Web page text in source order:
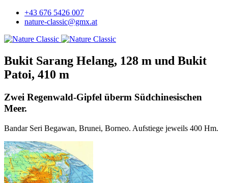
+43 676 5426 007
nature-classic@gmx.at
Bukit Sarang Helang, 128 m und Bukit
Patoi, 410 m
Zwei Regenwald-Gipfel überm Südchinesischen
Meer.
Bandar Seri Begawan, Brunei, Borneo. Aufstiege jeweils 400 Hm.